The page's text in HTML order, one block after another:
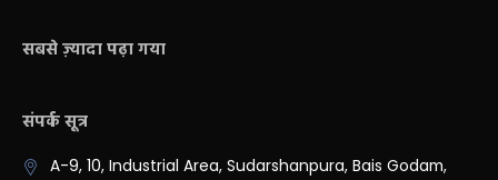
सबसे ज़्यादा पढ़ा गया
संपर्क सूत्र
A-9, 10, Industrial Area, Sudarshanpura, Bais Godam,